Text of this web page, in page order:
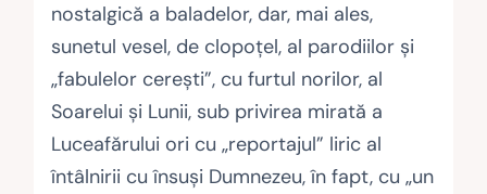
nostalgică a baladelor, dar, mai ales,
sunetul vesel, de clopoțel, al parodiilor și
„fabulelor cerești”, cu furtul norilor, al
Soarelui și Lunii, sub privirea mirată a
Luceafărului ori cu „reportajul” liric al
întâlnirii cu însuși Dumnezeu, în fapt, cu „un